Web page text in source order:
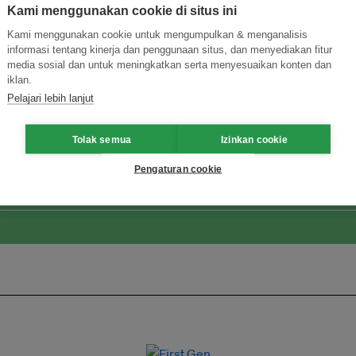
Inovasi untuk Keberlanjutan
Kami menggunakan cookie di situs ini
Kami menggunakan cookie untuk mengumpulkan & menganalisis
informasi tentang kinerja dan penggunaan situs, dan menyediakan fitur
media sosial dan untuk meningkatkan serta menyesuaikan konten dan
iklan.
Pelajari lebih lanjut
Tolak semua Izinkan cookie
Pengaturan cookie